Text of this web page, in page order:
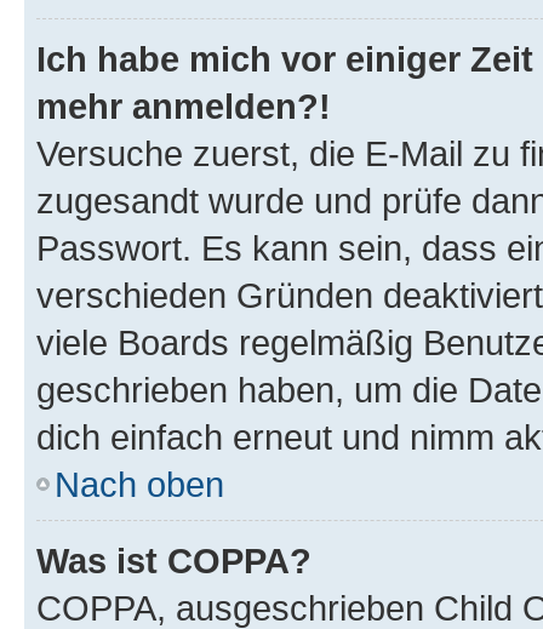
Ich habe mich vor einiger
mehr anmelden?!
Versuche zuerst, die E-Mail zu
zugesandt wurde und prüfe
Passwort. Es kann sein, dass
verschieden Gründen
viele Boards regelmäßig
geschrieben haben, um die
dich einfach erneut und nimm
Nach oben
Was ist COPPA?
COPPA, ausgeschrieben Child